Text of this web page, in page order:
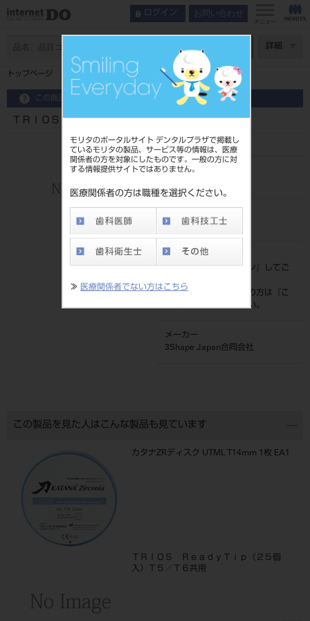
モリタのポータルサイト デンタルプラザで掲載し
ているモリタの製品、サービス等の情報は、医療
関係者の方を対象にしたものです。一般の方に対
する情報提供サイトではありません。
医療関係者の方は職種を選択ください。
≫ 医療関係者でない方はこちら
ログイン お問い合わせ
メニュー
詳細
トップページ ＴＲＩＯＳ３ スタンドポッド 旧Ｔ３有線／Ｂａ共用
この商品に関するお問い合わせ
ＴＲＩＯＳ３ スタンドポッド 旧Ｔ３有線／Ｂａ共用
品目コード
5902729750066
標準価格
価格の確認は『ログイン
』してご
ネット会員登録がまだの方は『
こ
ちら』より登録ください。
メーカー
3Shape Japan合同会社
この製品を見た人はこんな製品も見ています
カタナZRディスク UTML T14mm 1枚 EA1
ＴＲＩＯＳ ＲｅａｄｙＴｉｐ（２５個
入）Ｔ５／Ｔ６共用